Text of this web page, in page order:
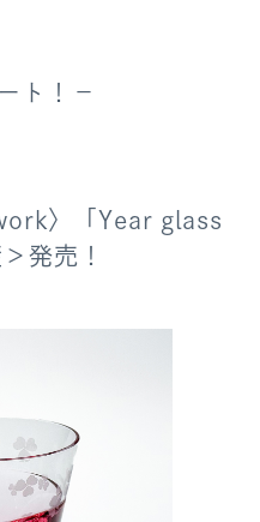
ト！－
〉「Year glass
発売！